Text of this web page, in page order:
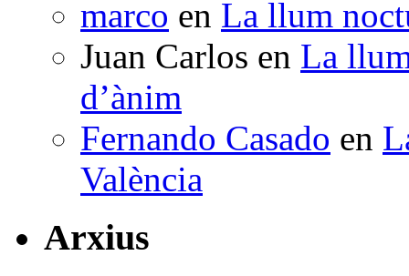
marco en La llum
Juan Carlos en La
d’ànim
Fernando Casado en
València
Arxius